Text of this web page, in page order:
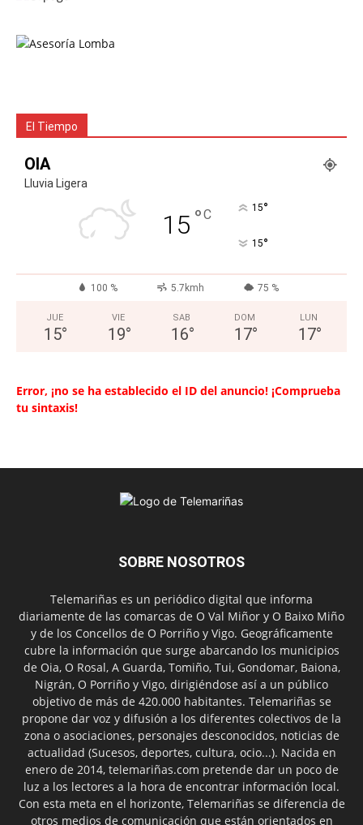
El Tiempo
OIA
Lluvia Ligera
15 °C 15°
15°
100 % 5.7kmh 75 %
JUE
15°
VIE
19°
SAB
16°
DOM
17°
LUN
17°
Error, ¡no se ha establecido el ID del anuncio! ¡Comprueba
tu sintaxis!
SOBRE NOSOTROS
Telemariñas es un periódico digital que informa
diariamente de las comarcas de O Val Miñor y O Baixo Miño
y de los Concellos de O Porriño y Vigo. Geográficamente
cubre la información que surge abarcando los municipios
de Oia, O Rosal, A Guarda, Tomiño, Tui, Gondomar, Baiona,
Nigrán, O Porriño y Vigo, dirigiéndose así a un público
objetivo de más de 420.000 habitantes. Telemariñas se
propone dar voz y difusión a los diferentes colectivos de la
zona o asociaciones, personajes desconocidos, noticias de
actualidad (Sucesos, deportes, cultura, ocio...). Nacida en
enero de 2014, telemariñas.com pretende dar un poco de
luz a los lectores a la hora de encontrar información local.
Con esta meta en el horizonte, Telemariñas se diferencia de
otros medios de comunicación que están orientados en